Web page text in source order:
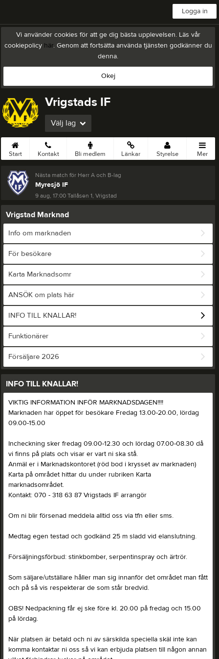
Logga in
Vi använder cookies för att ge dig bästa upplevelsen. Läs vår
cookiepolicy här. Genom att fortsätta använda tjänsten godkänner du
denna.
Okej
Vrigstads IF
Välj lag
Start Kontakt Bli medlem Länkar Styrelse Mer
Nästa match för Herr A och B-lag
Myresjö IF
9 aug, 17:00Tallåsen 1, Vrigstad
Vrigstad Marknad
Info om marknaden
För besökare
Karta Marknadsomr
ANSÖK om plats här
INFO TILL KNALLAR!
Funktionärer
Försäljare 2026
INFO TILL KNALLAR!
VIKTIG INFORMATION INFÖR MARKNADSDAGEN!!!!
Marknaden har öppet för besökare Fredag 13.00-20.00, lördag
09.00-15.00
Incheckning sker fredag 09.00-12.30 och lördag 07.00-08.30 då
vi finns på plats och visar er vart ni ska stå.
Anmäl er i Marknadskontoret (röd bod i krysset av marknaden)
Karta på området hittar du under rubriken Karta
marknadsområdet.
Kontakt: 070 - 318 63 87 Vrigstads IF arrangör
Om ni blir försenad meddela alltid oss via tfn eller sms.
Medtag egen testad och godkänd 25 m sladd vid elanslutning.
Försäljningsförbud: stinkbomber, serpentinspray och ärtrör.
Som säljare/utställare håller man sig innanför det området man fått
och på så vis respekterar de som står bredvid.
OBS! Nedpackning får ej ske före kl. 20.00 på fredag och 15.00
på lördag.
När platsen är betald och ni av särskilda speciella skäl inte kan
komma kontaktar ni oss så vi kan erbjuda platsen till någon annan